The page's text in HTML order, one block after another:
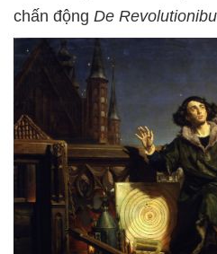
chấn động De